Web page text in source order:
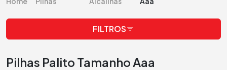
FILTROS
Pilhas Palito Tamanho Aaa